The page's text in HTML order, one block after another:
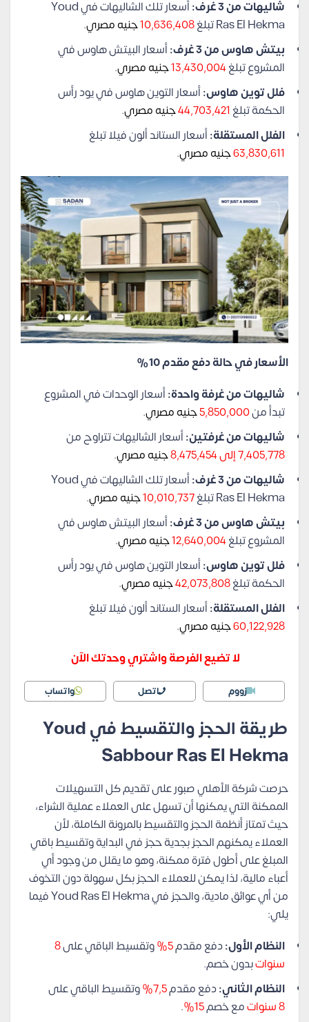
شاليهات من 3 غرف:
أسعار تلك الشاليهات في Youd
Ras El Hekma تبلغ
10,636,408جنيه مصري.
بيتش هاوس من 3 غرف:
أسعار البيتش هاوس في
المشروع تبلغ13,430,004جنيه مصري.
فلل توين هاوس:أسعار التوين هاوس في يود رأس
الحكمة تبلغ 44,703,421جنيه مصري.
الفلل المستقلة:أسعار الستاند ألون فيلا تبلغ
63,830,611جنيه مصري.
الأسعار في حالة دفع مقدم 10%
شاليهات من غرفة واحدة:أسعار الوحدات في المشروع
تبدأ من
جنيه مصري.
شاليهات من غرفتين:أسعار الشاليهات تتراوح من
7,405,778 إلى 8,475,454
جنيه مصري.
شاليهات من 3 غرف:
أسعار تلك الشاليهات في Youd
Ras El Hekma تبلغ
10,010,737جنيه مصري.
بيتش هاوس من 3 غرف:
أسعار البيتش هاوس في
المشروع تبلغ12,640,004جنيه مصري.
فلل توين هاوس:أسعار التوين هاوس في يود رأس
الحكمة تبلغ42,073,808جنيه مصري.
الفلل المستقلة:أسعار الستاند ألون فيلا تبلغ
60,122,928جنيه مصري.
لا تضيع الفرصة واشتري وحدتك الآن
زووم اتصل واتساب
طريقة الحجز والتقسيط في Youd
Sabbour Ras El Hekma
حرصت شركة الأهلي صبور على تقديم كل التسهيلات
الممكنة التي يمكنها أن تسهل على العملاء عملية الشراء،
حيث تمتاز أنظمة الحجز والتقسيط بالمرونة الكاملة، لأن
العملاء يمكنهم الحجز بجدية حجز في البداية وتقسيط باقي
المبلغ على أطول فترة ممكنة، وهو ما يقلل من وجود أي
أعباء مالية، لذا يمكن للعملاء الحجز بكل سهولة دون التخوف
من أي عوائق مادية، والحجز في Youd Ras El Hekma فيما
يلي:
النظام الأول:دفع مقدم5% وتقسيط الباقي على8
سنواتبدون خصم.
النظام الثاني:دفع مقدم7,5%
وتقسيط الباقي على
8 سنوات
مع خصم15%
.